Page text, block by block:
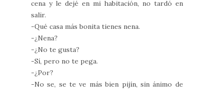
cena y le dejé en mi habitación, no tardó en
salir.
-Qué casa más bonita tienes nena.
-¿Nena?
-¿No te gusta?
-Sí, pero no te pega.
-¿Por?
-No se, se te ve más bien pijín, sin ánimo de